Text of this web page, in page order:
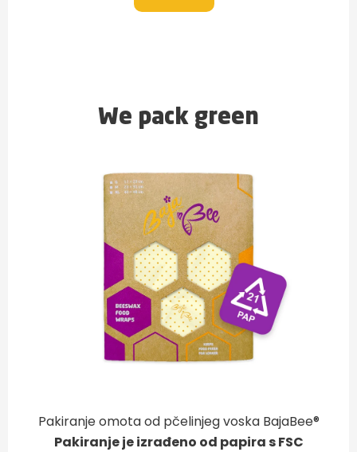
We pack green
Pakiranje omota od pčelinjeg voska BajaBee®
Pakiranje je izrađeno od papira s FSC